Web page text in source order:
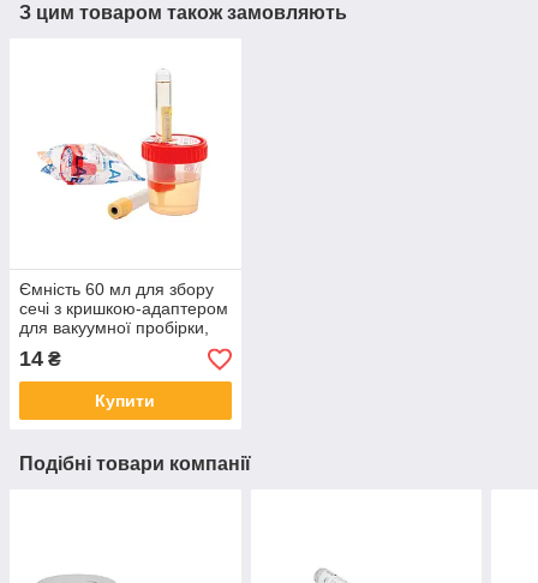
З цим товаром також замовляють
Ємність 60 мл для збору
сечі з кришкою-адаптером
для вакуумної пробірки,
стерильний в
індивідуальній упаковці
14 ₴
Купити
Подібні товари компанії